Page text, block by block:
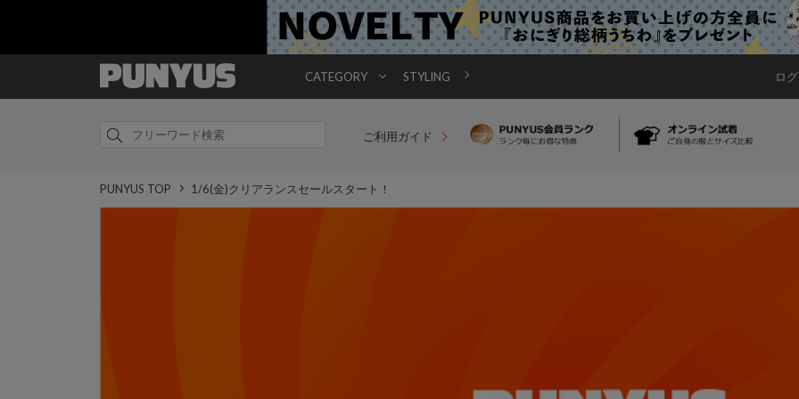
CATEGORY STYLING ロ
ご利用ガイド
PUNYUS TOP 1/6(金)クリアランスセールスタート！